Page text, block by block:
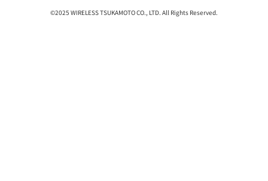
©2025 WIRELESS TSUKAMOTO CO., LTD. All Rights Reserved.